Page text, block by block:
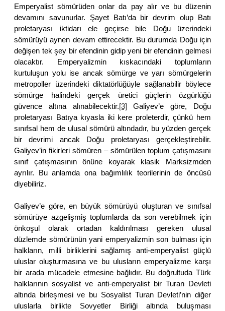
Emperyalist sömürüden onlar da pay alır ve bu düzenin
devamını savunurlar. Şayet Batı’da bir devrim olup Batı
proletaryası iktidarı ele geçirse bile Doğu üzerindeki
sömürüyü aynen devam ettirecektir. Bu durumda Doğu için
değişen tek şey bir efendinin gidip yeni bir efendinin gelmesi
olacaktır. Emperyalizmin kıskacındaki toplumların
kurtuluşun yolu ise ancak sömürge ve yarı sömürgelerin
metropoller üzerindeki diktatörlüğüyle sağlanabilir böylece
sömürge halindeki gerçek üretici güçlerin özgürlüğü
güvence altına alınabilecektir.[3] Galiyev’e göre, Doğu
proletaryası Batıya kıyasla iki kere proleterdir, çünkü hem
sınıfsal hem de ulusal sömürü altındadır, bu yüzden gerçek
bir devrimi ancak Doğu proletaryası gerçekleştirebilir.
Galiyev’in fikirleri sömüren – sömürülen toplum çatışmasını
sınıf çatışmasının önüne koyarak klasik Marksizmden
ayrılır. Bu anlamda ona bağımlılık teorilerinin de öncüsü
diyebiliriz.
Galiyev’e göre, en büyük sömürüyü oluşturan ve sınıfsal
sömürüye azgelişmiş toplumlarda da son verebilmek için
önkoşul olarak ortadan kaldırılması gereken ulusal
düzlemde sömürünün yani emperyalizmin son bulması için
halkların, milli birliklerini sağlamış anti-emperyalist güçlü
uluslar oluşturmasına ve bu ulusların emperyalizme karşı
bir arada mücadele etmesine bağlıdır. Bu doğrultuda Türk
halklarının sosyalist ve anti-emperyalist bir Turan Devleti
altında birleşmesi ve bu Sosyalist Turan Devleti’nin diğer
uluslarla birlikte Sovyetler Birliği altında buluşması